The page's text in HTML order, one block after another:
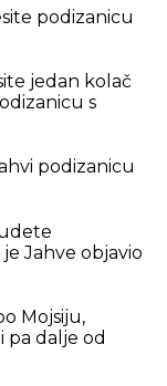
podizanicu
jedan kolač
s
podizanicu
Jahve objavio
Mojsiju,
pa dalje od